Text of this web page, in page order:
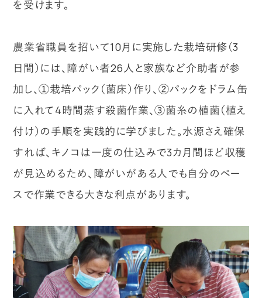
を受けます。
農業省職員を招いて10月に実施した栽培研修（3
日間）には、障がい者26人と家族など介助者が参
加し、①栽培パック（菌床）作り、②パックをドラム缶
に入れて4時間蒸す殺菌作業、③菌糸の植菌（植え
付け）の手順を実践的に学びました。水源さえ確保
すれば、キノコは一度の仕込みで3カ月間ほど収穫
が見込めるため、障がいがある人でも自分のペー
スで作業できる大きな利点があります。